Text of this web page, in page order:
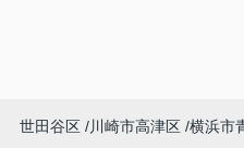
世田谷区 川崎市高津区 横浜市